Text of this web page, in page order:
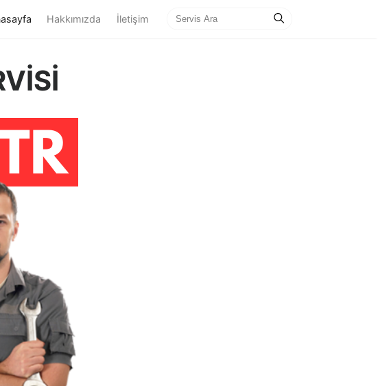
(current)
Hakkımızda İletişim